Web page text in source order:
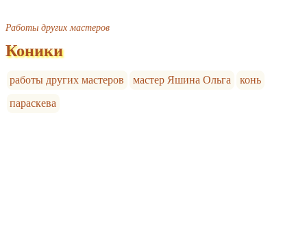
Работы других мастеров
Коники
работы других мастеров мастер Яшина Ольга
конь
параскева